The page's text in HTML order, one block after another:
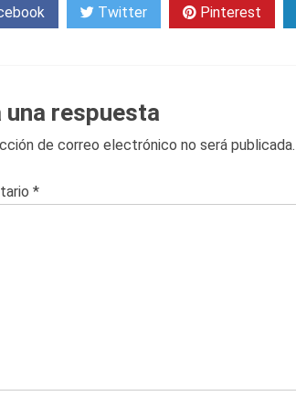
Twitter Pinterest
una respuesta
de correo electrónico no será publicada.
*